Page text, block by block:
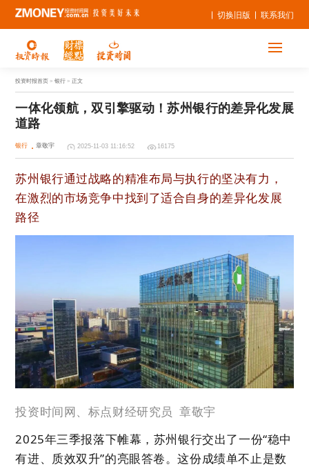
联系我们
切换旧版
投资时报首页 > 银行 > 正文
一体化领航，双引擎驱动！苏州银行的差异化发展
道路
银行 章敬宇 2025-11-03 11:16:52 16175
苏州银行通过战略的精准布局与执行的坚决有力，
在激烈的市场竞争中找到了适合自身的差异化发展
路径
投资时间网、标点财经研究员 章敬宇
2025年三季报落下帷幕，苏州银行交出了一份“稳中
有进、质效双升”的亮眼答卷。这份成绩单不止是数